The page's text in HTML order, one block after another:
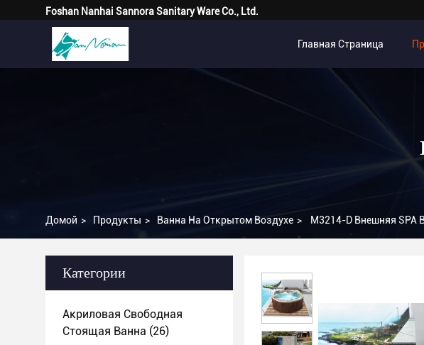
Foshan Nanhai Sannora Sanitary Ware Co., Ltd.
Главная Страница
Домой > Продукты > Ванна На Открытом Воздухе > M3214-D Внешняя SPA
Категории
Акриловая Свободная
Стоящая Ванна (26)